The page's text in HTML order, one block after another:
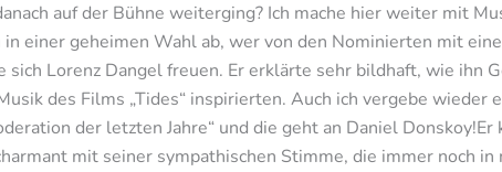
auf der Bühne weiterging? Ich mache hier weiter mit
einer geheimen Wahl ab, wer von den Nominierten mit
sich Lorenz Dangel freuen. Er erklärte sehr bildhaft, wie ihn
des Films „Tides“ inspirierten. Auch ich vergebe wieder
der letzten Jahre“ und die geht an Daniel Donskoy!Er
mit seiner sympathischen Stimme, die immer noch